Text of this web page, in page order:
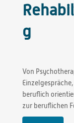
g
Von
beruflich
zur beruflichen